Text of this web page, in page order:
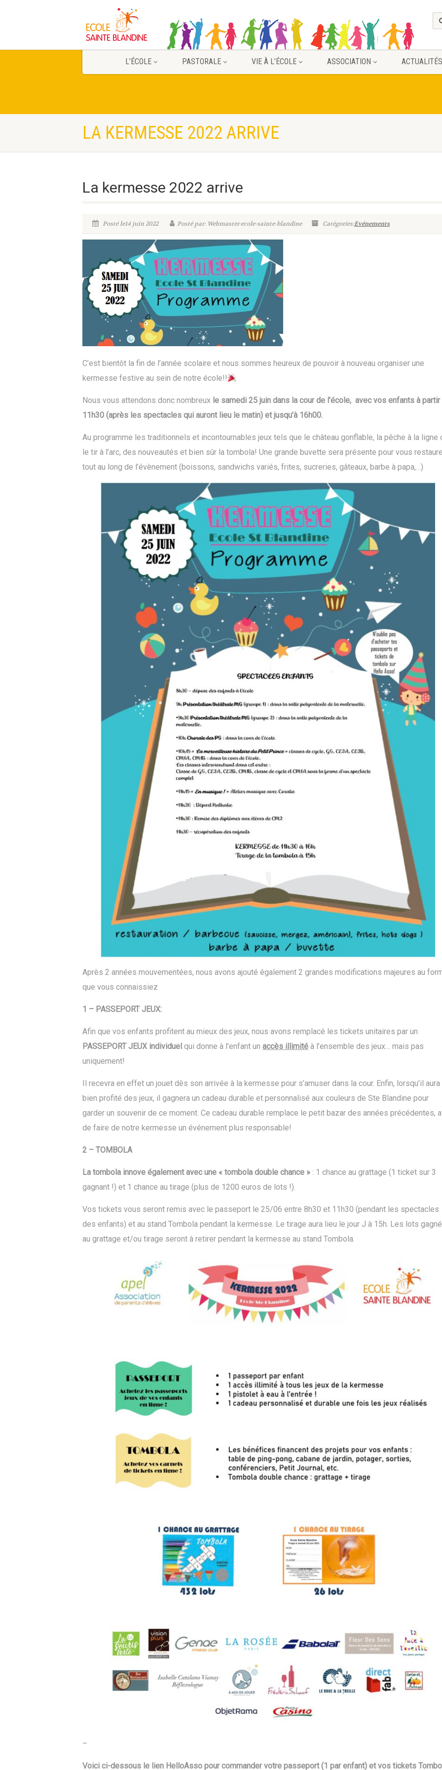
L’ÉCOLE PASTORALE VIE À L’ÉCOLE ASSOCIATION ACTUALITÉS
LA KERMESSE 2022 ARRIVE
La kermesse 2022 arrive
Posté le14 juin 2022 Posté par: Webmaster-ecole-sainte-blandine Catégories:Evénements
C’est bientôt la fin de l’année scolaire et nous sommes heureux de pouvoir à nouveau organiser une
kermesse festive au sein de notre école!!
Nous vous attendons donc nombreux le samedi 25 juin dans la cour de l’école, avec vos enfants à partir
11h30 (après les spectacles qui auront lieu le matin) et jusqu’à 16h00.
Au programme les traditionnels et incontournables jeux tels que le château gonflable, la pêche à la ligne
le tir à l’arc, des nouveautés et bien sûr la tombola! Une grande buvette sera présente pour vous
tout au long de l’évènement (boissons, sandwichs variés, frites, sucreries, gâteaux, barbe à papa,…)
Après 2 années mouvementées, nous avons ajouté également 2 grandes modifications majeures au
que vous connaissiez
1 – PASSEPORT JEUX:
Afin que vos enfants profitent au mieux des jeux, nous avons remplacé les tickets unitaires par un
PASSEPORT JEUX individuel qui donne à l’enfant un accès illimité à l’ensemble des jeux… mais pas
uniquement!
Il recevra en effet un jouet dès son arrivée à la kermesse pour s’amuser dans la cour. Enfin, lorsqu’il aura
bien profité des jeux, il gagnera un cadeau durable et personnalisé aux couleurs de Ste Blandine pour
garder un souvenir de ce moment. Ce cadeau durable remplace le petit bazar des années précédentes,
de faire de notre kermesse un événement plus responsable!
2 – TOMBOLA
La tombola innove également avec une « tombola double chance » : 1 chance au grattage (1 ticket sur 3
gagnant !) et 1 chance au tirage (plus de 1200 euros de lots !).
Vos tickets vous seront remis avec le passeport le 25/06 entre 8h30 et 11h30 (pendant les spectacles
des enfants) et au stand Tombola pendant la kermesse. Le tirage aura lieu le jour J à 15h. Les lots
au grattage et/ou tirage seront à retirer pendant la kermesse au stand Tombola.
–
Voici ci-dessous le lien HelloAsso pour commander votre passeport (1 par enfant) et vos tickets